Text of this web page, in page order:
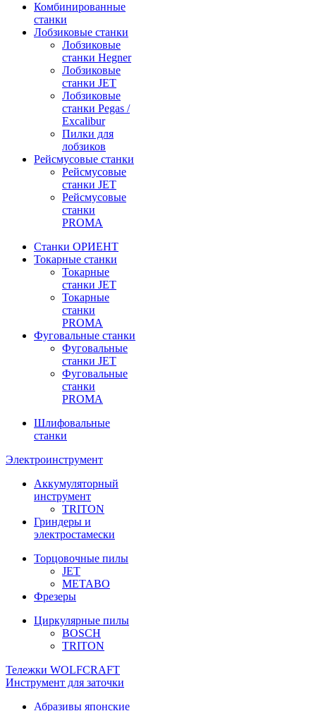
Комбинированные
станки
Лобзиковые станки
Лобзиковые
станки Hegner
Лобзиковые
станки JET
Лобзиковые
станки Pegas /
Excalibur
Пилки для
лобзиков
Рейсмусовые станки
Рейсмусовые
станки JET
Рейсмусовые
станки
PROMA
Станки ОРИЕНТ
Токарные станки
Toкарные
станки JET
Токарные
станки
PROMA
Фуговальные станки
Фуговальные
станки JET
Фуговальные
станки
PROMA
Шлифовальные
станки
Электроинструмент
Аккумуляторный
инструмент
TRITON
Гриндеры и
электростамески
Торцовочные пилы
JET
METABO
Фрезеры
Циркулярные пилы
BOSCH
TRITON
Тележки WOLFCRAFT
Инструмент для заточки
Абразивы японские